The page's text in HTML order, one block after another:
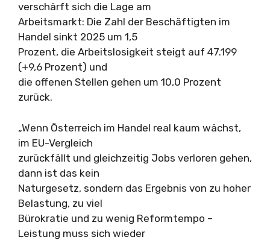
verschärft sich die Lage am
Arbeitsmarkt: Die Zahl der Beschäftigten im
Handel sinkt 2025 um 1,5
Prozent, die Arbeitslosigkeit steigt auf 47.199
(+9,6 Prozent) und
die offenen Stellen gehen um 10,0 Prozent
zurück.
„Wenn Österreich im Handel real kaum wächst,
im EU-Vergleich
zurückfällt und gleichzeitig Jobs verloren gehen,
dann ist das kein
Naturgesetz, sondern das Ergebnis von zu hoher
Belastung, zu viel
Bürokratie und zu wenig Reformtempo –
Leistung muss sich wieder